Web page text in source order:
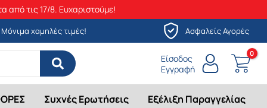
από τις 17/8. Ευχαριστούμε!
Μόνιμα χαμηλές τιμές! Ασφαλείς Αγορές
Είσοδος
Εγγραφή
Συχνές Ερωτήσεις Εξέλιξη Παραγγελίας